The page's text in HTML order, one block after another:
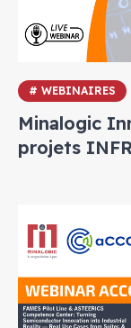
# WEBINAIRES
Minalogic
projets